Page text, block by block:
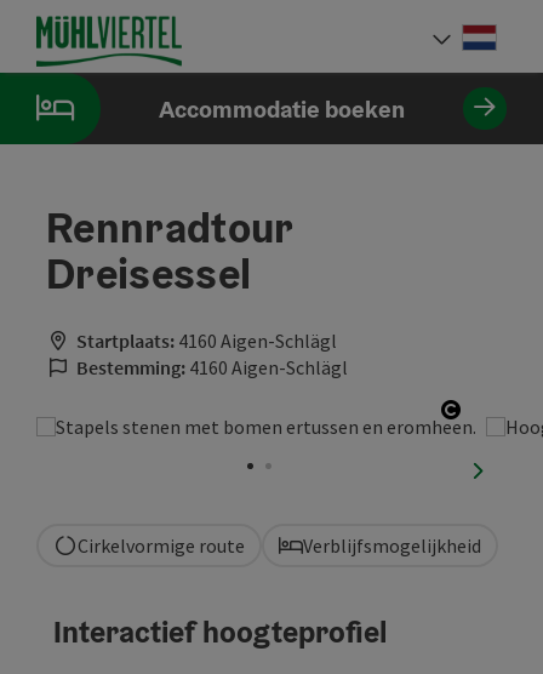
InhoudAccesskey
[0]
NavigatieAccesskey
[1]
PaginabeginAccesskey
[2]
Accommodatie boeken
Rennradtour
Dreisessel
Startplaats: 4160 Aigen-Schlägl
Bestemming: 4160 Aigen-Schlägl
Start
Cirkelvormige route Verblijfsmogelijkheid
Interactief hoogteprofiel